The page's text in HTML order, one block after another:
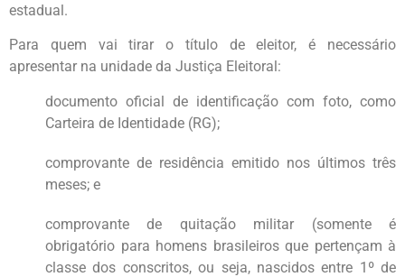
estadual.
Para quem vai tirar o título de eleitor, é necessário
apresentar na unidade da Justiça Eleitoral:
documento oficial de identificação com foto, como
Carteira de Identidade (RG);
comprovante de residência emitido nos últimos três
meses; e
comprovante de quitação militar (somente é
obrigatório para homens brasileiros que pertençam à
classe dos conscritos, ou seja, nascidos entre 1º de